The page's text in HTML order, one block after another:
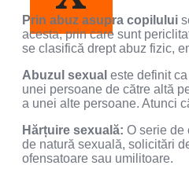
Prin abuz asupra copilului
acesta, prin care sunt
se clasifică drept abuz fizic,
Abuzul sexual este definit
unei persoane de către altă
a unei alte persoane. Atunci
Hărțuire sexuală: O serie de
de natură sexuală, solicitări
ofensatoare sau umilitoare.